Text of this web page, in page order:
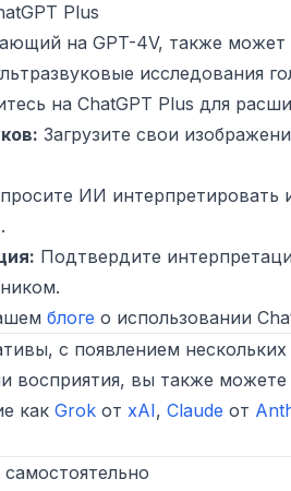
Plus
на GPT-4V, также
исследования
на ChatGPT Plus для
Загрузите свои
ИИ интерпретировать
Подтвердите
блоге о использовании
с появлением
восприятия, вы также можете
как Grok от xAI, Claude от